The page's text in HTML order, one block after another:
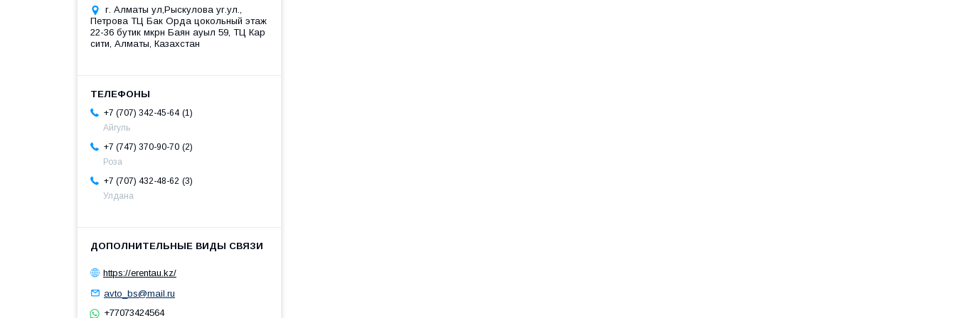
г. Алматы ул,Рыскулова уг.ул.,
Петрова ТЦ Бак Орда цокольный этаж
22-36 бутик мкрн Баян ауыл 59, ТЦ Кар
сити, Алматы, Казахстан
+7 (707) 342-45-64 1
Айгуль
+7 (747) 370-90-70 2
Роза
+7 (707) 432-48-62
3
Улдана
https://erentau.kz/
avto_bs@mail.ru
+77073424564